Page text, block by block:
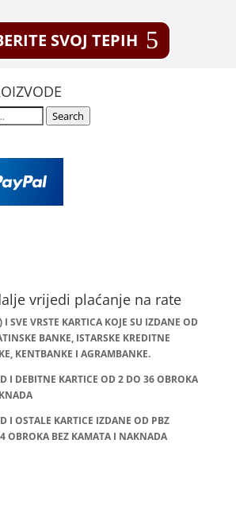
SVOJ TEPIH
Search
vrijedi plaćanje na rate
SVE VRSTE KARTICA KOJE SU IZDANE OD
BANKE, ISTARSKE KREDITNE
KENTBANKE I AGRAMBANKE.
I DEBITNE KARTICE OD 2 DO 36 OBROKA
I OSTALE KARTICE IZDANE OD PBZ
OBROKA BEZ KAMATA I NAKNADA